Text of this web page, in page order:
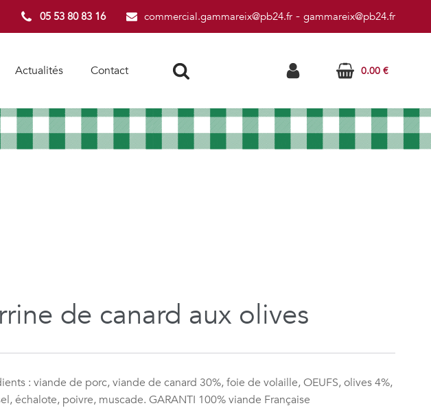
05 53 80 83 16 commercial.gammareix@pb24.fr - gammareix@pb24.fr
Actualités Contact 0.00 €
de canard aux olives
: viande de porc, viande de canard 30%, foie de volaille, OEUFS, olives 4%,
échalote, poivre, muscade. GARANTI 100% viande Française